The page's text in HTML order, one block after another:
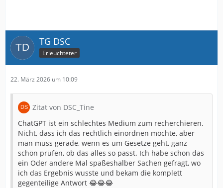
TG DSC
Erleuchteter
22. März 2026 um 10:09
Zitat von DSC_Tine
ChatGPT ist ein schlechtes Medium zum recherchieren.
Nicht, dass ich das rechtlich einordnen möchte, aber
man muss gerade, wenn es um Gesetze geht, ganz
schön prüfen, ob das alles so passt. Ich habe schon das
ein Oder andere Mal spaßeshalber Sachen gefragt, wo
ich das Ergebnis wusste und bekam die komplett
gegenteilige Antwort 😂😂😂